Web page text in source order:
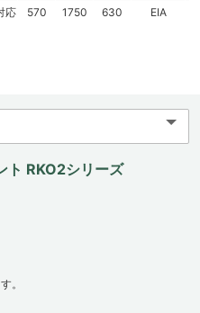
応 570 1750 630 EIA
ト RKO2シリーズ
。